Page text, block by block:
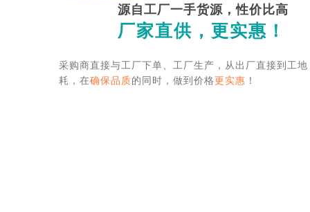
源自工厂一手货源，性价比高
厂家直供，更实惠！
采购商直接与工厂下单、工厂生产，从出厂直接到工
耗，在确保品质的同时，做到价格 更实惠 ！